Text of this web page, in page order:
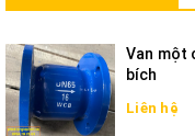
Van một
bích
Liên hệ